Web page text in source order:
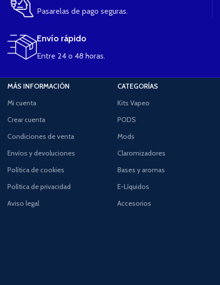
Pasarelas de pago seguras.
Envío rápido
Entre 24 o 48 horas.
MÁS INFORMACIÓN
Mi cuenta
Crear cuenta
Condiciones de venta
Envíos y devoluciones
Política de cookies
Política de privacidad
Aviso legal
CATEGORÍAS
Kits Vapeo
PODS
Mods
Claromizadores
Bases y aromas
E-Líquidos
Accesorios